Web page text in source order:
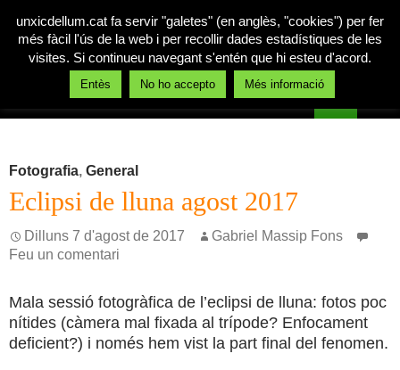
Un xic de llum
Fotografia, General
Eclipsi de lluna agost 2017
Dilluns 7 d'agost de 2017
Gabriel Massip Fons
Feu un comentari
Mala sessió fotogràfica de l’eclipsi de lluna: fotos poc
nítides (càmera mal fixada al trípode? Enfocament
deficient?) i només hem vist la part final del fenomen.
unxicdellum.cat fa servir "galetes" (en anglès, "cookies") per fer
més fàcil l'ús de la web i per recollir dades estadístiques de les
visites. Si continueu navegant s'entén que hi esteu d'acord.
Entès No ho accepto Més informació